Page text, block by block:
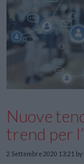
Nuove
trend per
2 Settembre 2020 13:21